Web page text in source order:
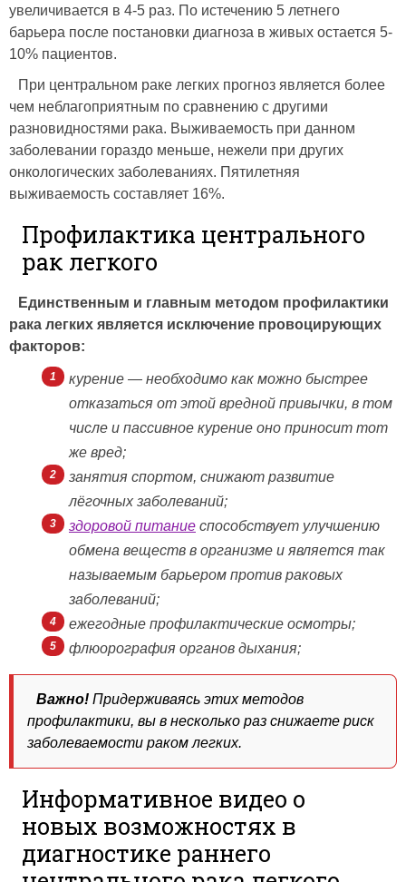
увеличивается в 4-5 раз. По истечению 5 летнего
барьера после постановки диагноза в живых остается 5-
10% пациентов.
При центральном раке легких прогноз является более
чем неблагоприятным по сравнению с другими
разновидностями рака. Выживаемость при данном
заболевании гораздо меньше, нежели при других
онкологических заболеваниях. Пятилетняя
выживаемость составляет 16%.
Профилактика центрального
рак легкого
Единственным и главным методом профилактики
рака легких является исключение провоцирующих
факторов:
курение — необходимо как можно быстрее
отказаться от этой вредной привычки, в том
числе и пассивное курение оно приносит тот
же вред;
занятия спортом, снижают развитие
лёгочных заболеваний;
здоровой питание способствует улучшению
обмена веществ в организме и является так
называемым барьером против раковых
заболеваний;
ежегодные профилактические осмотры;
флюорография органов дыхания;
Важно! Придерживаясь этих методов
профилактики, вы в несколько раз снижаете риск
заболеваемости раком легких.
Информативное видео о
новых возможностях в
диагностике раннего